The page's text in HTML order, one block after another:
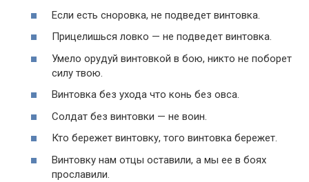
Если есть сноровка, не подведет винтовка.
Прицелишься ловко — не подведет винтовка.
Умело орудуй винтовкой в бою, никто не поборет
силу твою.
Винтовка без ухода что конь без овса.
Солдат без винтовки — не воин.
Кто бережет винтовку, того винтовка бережет.
Винтовку нам отцы оставили, а мы ее в боях
прославили.